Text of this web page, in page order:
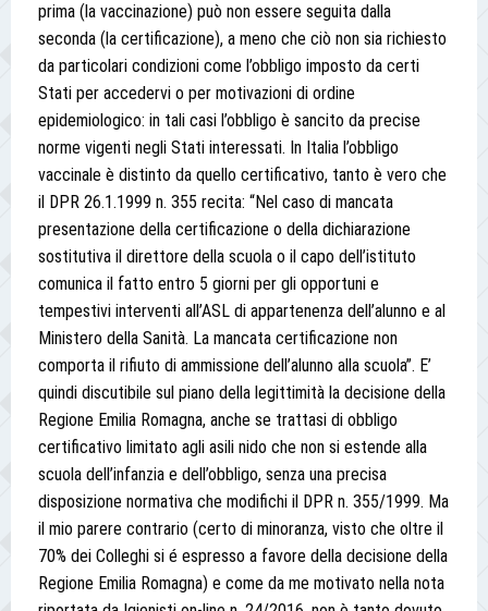
prima (la vaccinazione) può non essere seguita dalla
seconda (la certificazione), a meno che ciò non sia richiesto
da particolari condizioni come l’obbligo imposto da certi
Stati per accedervi o per motivazioni di ordine
epidemiologico: in tali casi l’obbligo è sancito da precise
norme vigenti negli Stati interessati. In Italia l’obbligo
vaccinale è distinto da quello certificativo, tanto è vero che
il DPR 26.1.1999 n. 355 recita: “Nel caso di mancata
presentazione della certificazione o della dichiarazione
sostitutiva il direttore della scuola o il capo dell’istituto
comunica il fatto entro 5 giorni per gli opportuni e
tempestivi interventi all’ASL di appartenenza dell’alunno e al
Ministero della Sanità. La mancata certificazione non
comporta il rifiuto di ammissione dell’alunno alla scuola”. E’
quindi discutibile sul piano della legittimità la decisione della
Regione Emilia Romagna, anche se trattasi di obbligo
certificativo limitato agli asili nido che non si estende alla
scuola dell’infanzia e dell’obbligo, senza una precisa
disposizione normativa che modifichi il DPR n. 355/1999. Ma
il mio parere contrario (certo di minoranza, visto che oltre il
70% dei Colleghi si é espresso a favore della decisione della
Regione Emilia Romagna) e come da me motivato nella nota